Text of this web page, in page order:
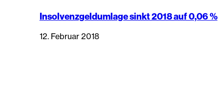
Insolvenzgeldumlage sinkt 2018 auf 0,06 %
12. Februar 2018